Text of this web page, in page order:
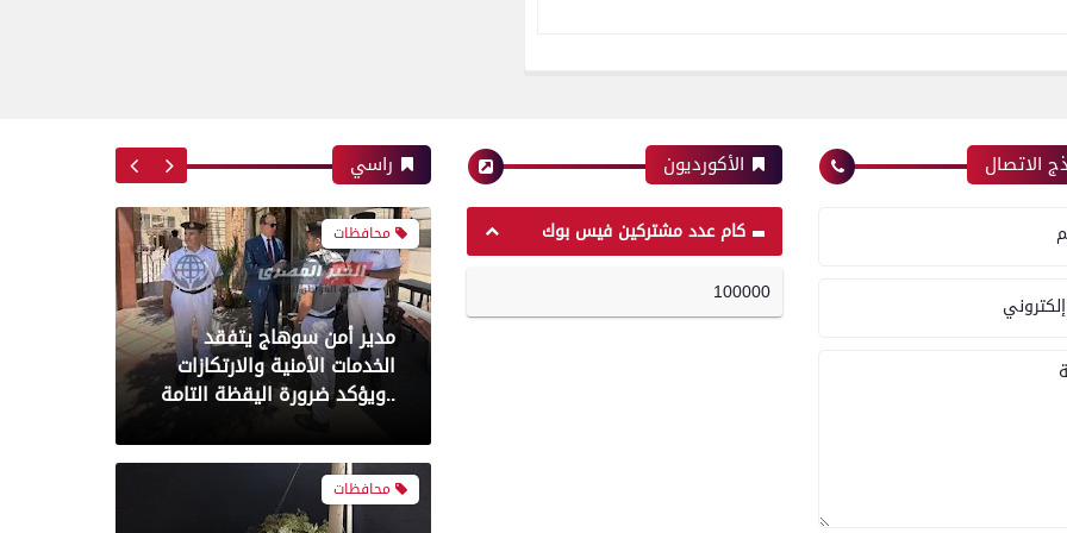
الاتصال الأكورديون
كام عدد مشتركين فيس بوك
100000
راسي
محافظات
مدير أمن سوهاج يتفقد
الخدمات الأمنية والارتكازات
..ويؤكد ضرورة اليقظة التامة
محافظات
تموين الفيوم ضبط سيارة نقل
محملة بـ 1750 كيلو جبنة